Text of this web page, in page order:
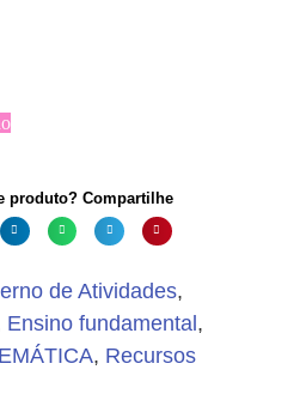
produto? Compartilhe
de Atividades,
Ensino fundamental ,
, Recursos